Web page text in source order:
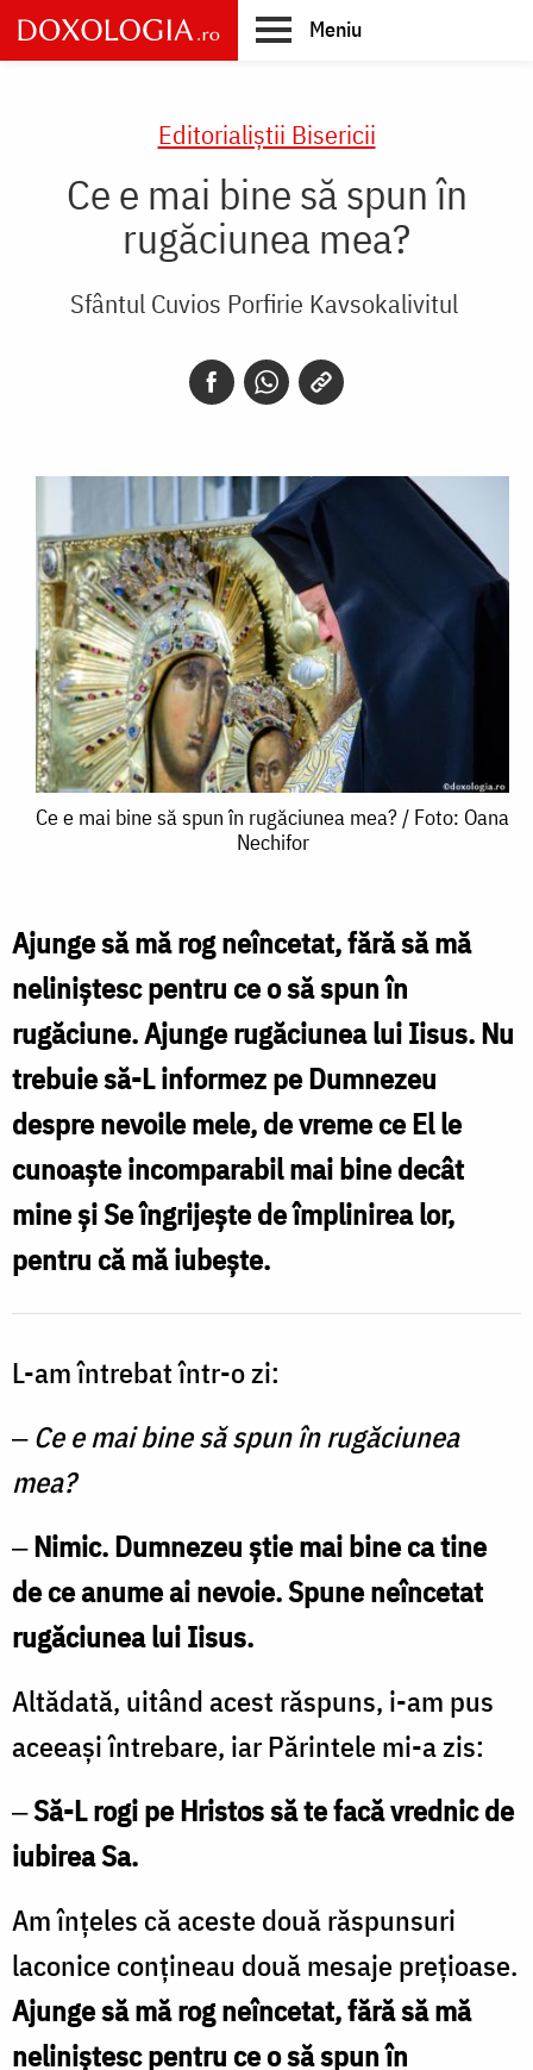
Skip
to
main
Meniu
Editorialiștii Bisericii
Ce e mai bine să spun în
rugăciunea mea?
Sfântul Cuvios Porfirie Kavsokalivitul
Ce
bine
să
spun
în
mea?
/
Foto:
Oana
Nechifor
Ce e mai bine să spun în rugăciunea mea? / Foto: Oana
Nechifor
Ajunge să mă rog neîncetat, fără să mă
neliniştesc pentru ce o să spun în
rugăciune. Ajunge rugăciunea lui Iisus. Nu
trebuie să-L informez pe Dumnezeu
despre nevoile mele, de vreme ce El le
cunoaşte incomparabil mai bine decât
mine şi Se îngrijeşte de împlinirea lor,
pentru că mă iubeşte.
L-am întrebat într-o zi:
‒Ce e mai bine să spun în rugăciunea
mea?
‒Nimic. Dumnezeu ştie mai bine ca tine
de ce anume ai nevoie. Spune neîncetat
rugăciunea lui Iisus.
Altădată, uitând acest răspuns, i-am pus
aceeaşi întrebare, iar Părintele mi-a zis:
‒Să-L rogi pe Hristos să te facă vrednic de
iubirea Sa.
Am înţeles că aceste două răspunsuri
laconice conţineau două mesaje preţioase.
Ajunge să mă rog neîncetat, fără să mă
neliniştesc pentru ce o să spun în